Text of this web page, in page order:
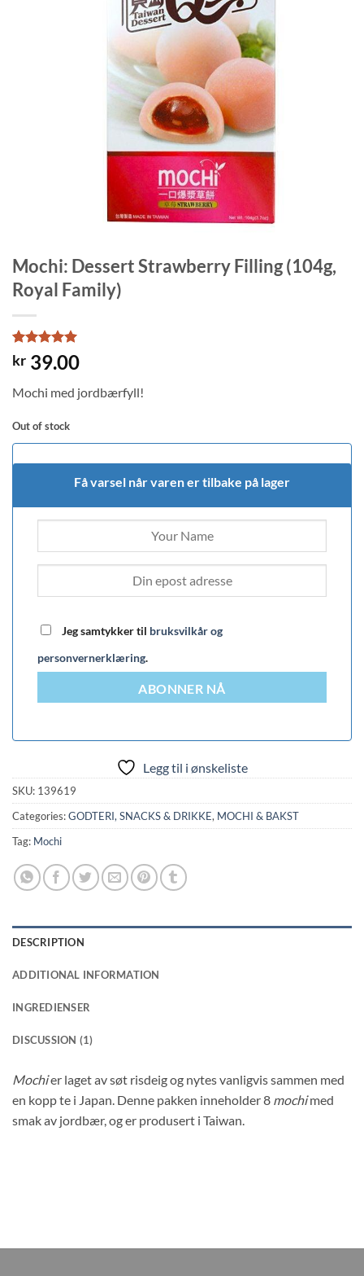
Mochi: Dessert Strawberry Filling (104g,
Royal Family)
Rated5
out of 5
1
customer
kr 39.00
Mochi med jordbærfyll!
Out of stock
Få varsel når varen er tilbake på lager
Jeg samtykker til bruksvilkår og
personvernerklæring.
ABONNER NÅ
Legg til i ønskeliste
SKU: 139619
Categories:GODTERI, SNACKS & DRIKKE, MOCHI & BAKST
Tag: Mochi
DESCRIPTION
ADDITIONAL INFORMATION
INGREDIENSER
DISCUSSION (1)
Mochier laget av søt risdeig og nytes vanligvis sammen med
en kopp te i Japan. Denne pakken inneholder 8 mochimed
smak av jordbær, og er produsert i Taiwan.